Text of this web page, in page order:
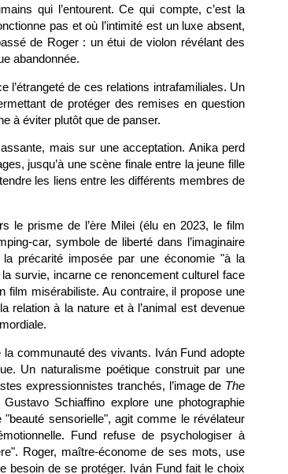
qui l’entourent. Ce qui compte, c’est la
pas et où l’intimité est un luxe absent,
de Roger : un étui de violon révélant des
abandonnée.
l’étrangeté de ces relations intrafamiliales. Un
de protéger des remises en question
à éviter plutôt que de panser.
mais sur une acceptation. Anika perd
jusqu’à une scène finale entre la jeune fille
les liens entre les différents membres de
le prisme de l’ère Milei (élu en 2023, le film
car, symbole de liberté dans l’imaginaire
précarité imposée par une économie "à la
survie, incarne ce renoncement culturel face
film misérabiliste. Au contraire, il propose une
relation à la nature et à l’animal est devenue
communauté des vivants. Iván Fund adopte
Un naturalisme poétique construit par une
expressionnistes tranchés, l’image de The
Schiaffino explore une photographie
sensorielle", agit comme le révélateur
Fund refuse de psychologiser à
Roger, maître-économe de ses mots, use
besoin de se protéger. Iván Fund fait le choix